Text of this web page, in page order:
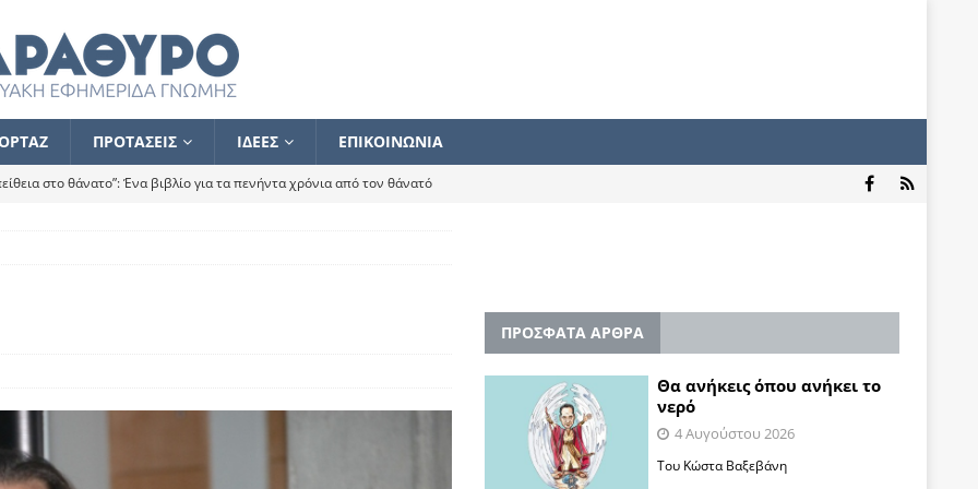
ΠΡΟΤΑΣΕΙΣ ΙΔΕΕΣ ΕΠΙΚΟΙΝΩΝΙΑ
στο θάνατο”: Ένα βιβλίο για τα πενήντα χρόνια από τον θάνατό
ποιος κοροϊδεύει ποιον Αλέξη
ότι δεν υπάρχει παρακολούθηση και κέντρο το οποίο
θερμά όσους σπεύδουν να το ενισχύσουν – Συνεχίζουμε
ΠΡΟΣΩΠΟΓΡΑΦΙΕΣ
των εκλογών
ΠΡΟΣΦΑΤΑ ΑΡΘΡΑ
Θα ανήκεις όπου ανήκει το
νερό
4 Αυγούστου 2026
Του Κώστα Βαξεβάνη